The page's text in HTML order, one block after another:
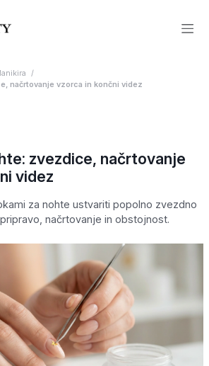
načrtovanje vzorca in končni videz
zvezdice, načrtovanje
videz
za nohte ustvariti popolno zvezdno
načrtovanje in obstojnost.